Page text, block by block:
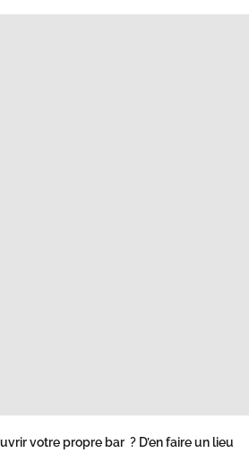
votre propre bar ? D’en faire un lieu